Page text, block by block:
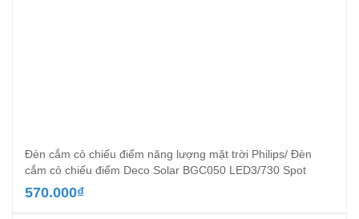
Đèn cắm cỏ chiếu điểm năng lượng mặt trời Philips/ Đèn
cắm cỏ chiếu điểm Deco Solar BGC050 LED3/730 Spot
570.000₫